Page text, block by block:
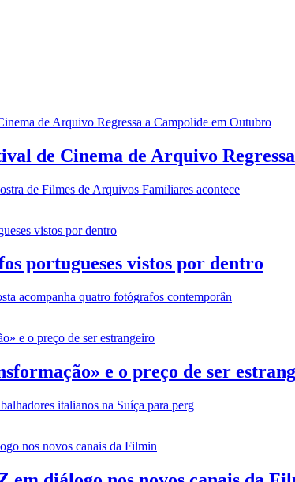
de Cinema de Arquivo
de Filmes de Arquivos Familiares acontece
portugueses vistos por dentro
acompanha quatro fotógrafos contemporân
e o preço de ser
italianos na Suíça para perg